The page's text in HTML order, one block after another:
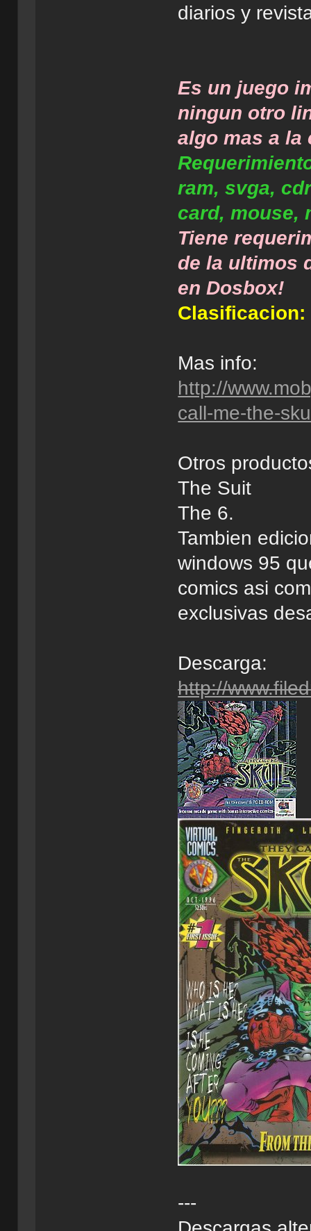
diarios y
Es un juego
ningun otro
algo mas a la
ram, svga,
card, mouse,
Tiene
de la ultimos
en Dosbox!
Clasificacion:
Mas info:
http://
call-me-the-
Otros
The Suit
The 6.
Tambien
windows 95
comics asi
exclusivas
Descarga:
http://
---